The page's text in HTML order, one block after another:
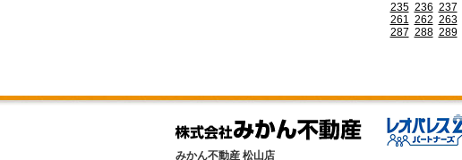
235 236 237
261 262 263
287 288 289
みかん不動産 松山店